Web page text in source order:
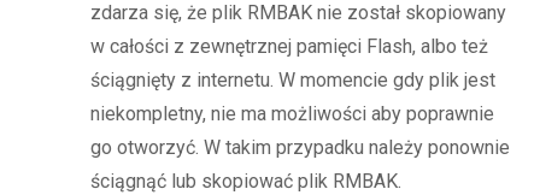
zdarza się, że plik RMBAK nie został skopiowany
w całości z zewnętrznej pamięci Flash, albo też
ściągnięty z internetu. W momencie gdy plik jest
niekompletny, nie ma możliwości aby poprawnie
go otworzyć. W takim przypadku należy ponownie
ściągnąć lub skopiować plik RMBAK.